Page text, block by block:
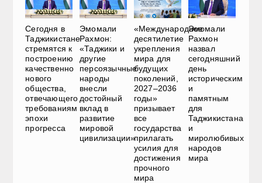
Сегодня в
Таджикистане
стремятся к
построению
качественно
нового
общества,
отвечающего
требованиям
эпохи
прогресса
Эмомали
Рахмон:
«Таджики и
другие
персоязычные
народы
внесли
достойный
вклад в
развитие
мировой
цивилизации»
«Международное
десятилетие
укрепления
мира для
будущих
поколений,
2027–2036
годы»
призывает
все
государства
прилагать
усилия для
достижения
прочного
мира
Эмомали
Рахмон
назвал
сегодняшний
день
историческим
и
памятным
для
Таджикистана
и
миролюбивых
народов
мира